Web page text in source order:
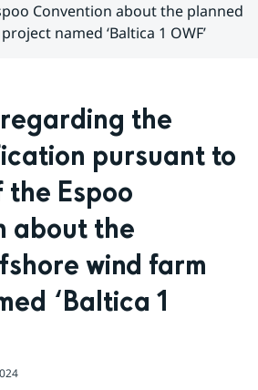
Convention about the planned
named ‘Baltica 1 OWF’
the
pursuant to
Espoo
about the
wind farm
‘Baltica 1